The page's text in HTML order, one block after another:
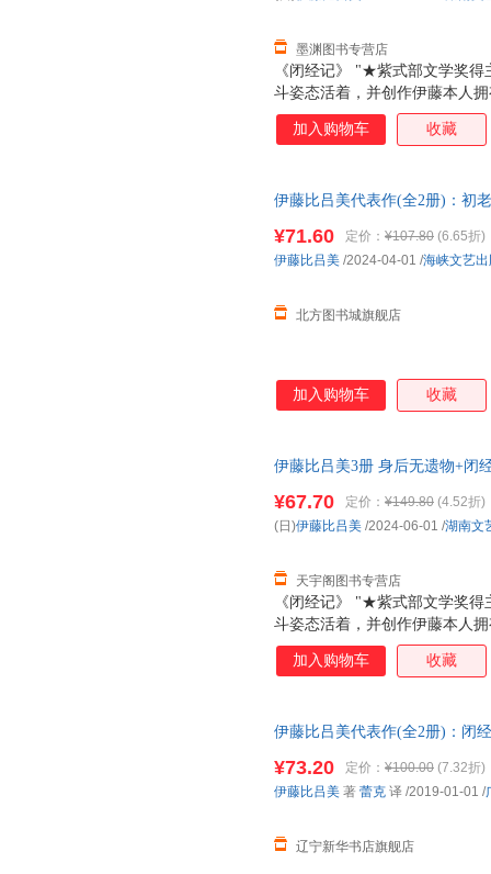
《闭经记》 "★紫式部文学奖
斗姿态活着，并创作伊藤本人
三十五岁患忧郁症，离过婚，
居，有三个女儿都在美国，大
法是冲上去，赌一把，做过，
会变老啊！”伊藤在这本书里写
和诙谐生动的笔触枝蔓到生活
墨渊图书专营店
加入购物车 收藏
伊藤比吕美代表作(全2册)：初
¥71.60 定价： ¥107.80 (6.65折)
北方图书城旗舰店
伊藤比吕美 /2024-04-01 /海峡文艺
加入购物车 收藏
伊藤比吕美3册 身后无遗物+闭
《闭经记》 "★紫式部文学奖
斗姿态活着，并创作伊藤本人
三十五岁患忧郁症，离过婚，
居，有三个女儿都在美国，大
法是冲上去，赌一把，做过，
会变老啊！”伊藤在这本书里写
和诙谐生动的笔触枝蔓到生活
¥67.70 定价： ¥149.80 (4.52折)
天宇阁图书专营店
(日)伊藤比吕美 /2024-06-01 /湖南文
加入购物车 收藏
伊藤比吕美代表作(全2册)：闭
¥73.20 定价： ¥100.00 (7.32折)
辽宁新华书店旗舰店
伊藤比吕美 著 蕾克 译 /2019-01-01 /